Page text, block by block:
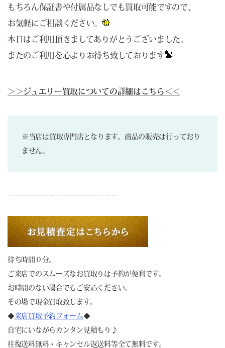
もちろん保証書や付属品なしでも買取可能ですので、
お気軽にご相談ください。
本日はご利用頂きましてありがとうございました。
またのご利用を心よりお待ち致しております
＞＞ジュエリー買取についての詳細はこちら＜＜
※当店は買取専門店となります。商品の販売は行っており
ません。
－－－－－－－－－－－－－－－－
待ち時間０分。
ご来店でのスムーズなお買取りは予約が便利です。
お時間のない場合でもご安心ください。
その場で現金買取致します。
◆来店買取予約フォーム◆
自宅にいながらカンタン見積もり♪
往復送料無料・キャンセル返送料等全て無料です。